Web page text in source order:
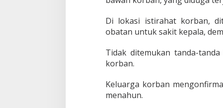
O
G
S
A
N
Di lokasi istirahat korban,
obatan untuk sakit kepala,
Tidak ditemukan tanda-
korban.
Keluarga korban
menahun.